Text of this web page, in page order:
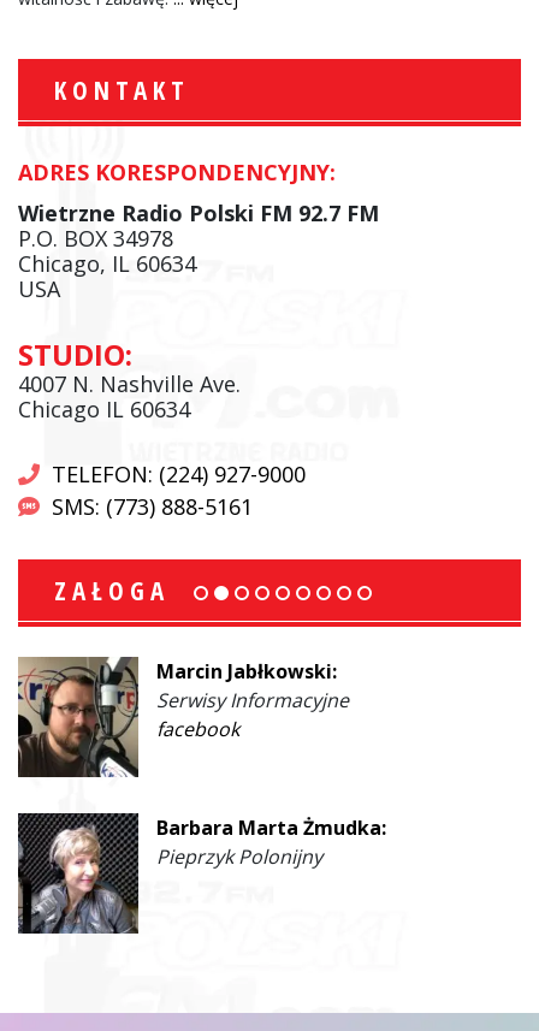
KONTAKT
ADRES KORESPONDENCYJNY:
Wietrzne Radio Polski FM 92.7 FM
P.O. BOX 34978
Chicago, IL 60634
USA
STUDIO:
4007 N. Nashville Ave.
Chicago IL 60634
TELEFON: (224) 927-9000
SMS: (773) 888-5161
ZAŁOGA
Marcin Jabłkowski:
Serwisy Informacyjne
facebook
Barbara Marta Żmudka:
Pieprzyk Polonijny